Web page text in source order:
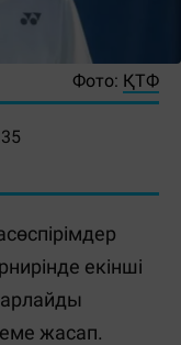
Фото: ҚТФ
екінші
жасап.